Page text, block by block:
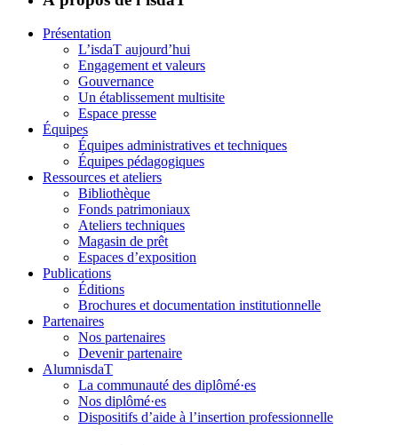
Présentation
L’isdaT aujourd’hui
Engagement et valeurs
Gouvernance
Un établissement multisite
Espace presse
Équipes
Équipes administratives et techniques
Équipes pédagogiques
Ressources et ateliers
Bibliothèque
Fonds patrimoniaux
Ateliers techniques
Magasin de prêt
Espaces d’exposition
Publications
Éditions
Brochures et documentation institutionnelle
Partenaires
Nos partenaires
Devenir partenaire
AlumnisdaT
La communauté des diplômé·es
Nos diplômé·es
Dispositifs d’aide à l’insertion professionnelle